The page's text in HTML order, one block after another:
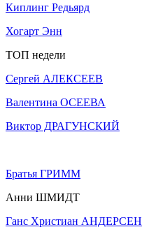
Киплинг Редьярд
Хогарт Энн
ТОП недели
Сергей АЛЕКСЕЕВ
Валентина ОСЕЕВА
Виктор ДРАГУНСКИЙ
Братья ГРИММ
Анни ШМИДТ
Ганс Христиан АНДЕРСЕН